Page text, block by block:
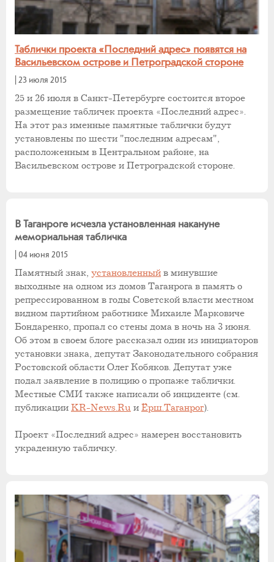
Таблички проекта «Последний адрес» появятся на
Васильевском острове и Петроградской стороне
23 июля 2015
25 и 26 июля в Санкт-Петербурге состоится второе
размещение табличек проекта «Последний адрес».
На этот раз именные памятные таблички будут
установлены по шести "последним адресам",
расположенным в Центральном районе, на
Васильевском острове и Петроградской стороне.
В Таганроге исчезла установленная накануне
мемориальная табличка
04 июня 2015
Памятный знак, установленный в минувшие
выходные на одном из домов Таганрога в память о
репрессированном в годы Советской власти местном
видном партийном работнике Михаиле Марковиче
Бондаренко, пропал со стены дома в ночь на 3 июня.
Об этом в своем блоге рассказал один из инициаторов
установки знака, депутат Законодательного собрания
Ростовской области Олег Кобяков. Депутат уже
подал заявление в полицию о пропаже таблички.
Местные СМИ также написали об инциденте (см.
публикации KR-News.Ru и Ёрш.Таганрог).
Проект «Последний адрес» намерен восстановить
украденную табличку.